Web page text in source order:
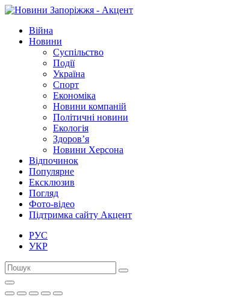
Війна
Новини
Суспільство
Події
Україна
Спорт
Економіка
Новини компаній
Політичні новини
Екологія
Здоров’я
Новини Херсона
Відпочинок
Популярне
Ексклюзив
Погляд
Фото-відео
Підтримка сайту Акцент
РУС
УКР